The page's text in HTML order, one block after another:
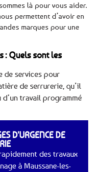
là pour vous aider.
permettent d’avoir en
marques pour une
: Quels sont les
de services pour
de serrurerie, qu’il
d’un travail programmé
D'URGENCE DE
des travaux
à Maussane-les-